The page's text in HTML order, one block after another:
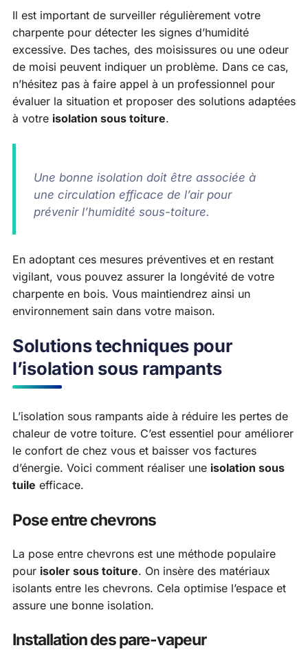
Il est important de surveiller régulièrement votre
charpente pour détecter les signes d’humidité
excessive. Des taches, des moisissures ou une odeur
de moisi peuvent indiquer un problème. Dans ce cas,
n’hésitez pas à faire appel à un professionnel pour
évaluer la situation et proposer des solutions adaptées
à votre isolation sous toiture.
Une bonne isolation doit être associée à
une circulation efficace de l’air pour
prévenir l’humidité sous-toiture.
En adoptant ces mesures préventives et en restant
vigilant, vous pouvez assurer la longévité de votre
charpente en bois. Vous maintiendrez ainsi un
environnement sain dans votre maison.
Solutions techniques pour
l’isolation sous rampants
L’isolation sous rampants aide à réduire les pertes de
chaleur de votre toiture. C’est essentiel pour améliorer
le confort de chez vous et baisser vos factures
d’énergie. Voici comment réaliser une isolation sous
tuile efficace.
Pose entre chevrons
La pose entre chevrons est une méthode populaire
pour isoler sous toiture. On insère des matériaux
isolants entre les chevrons. Cela optimise l’espace et
assure une bonne isolation.
Installation des pare-vapeur